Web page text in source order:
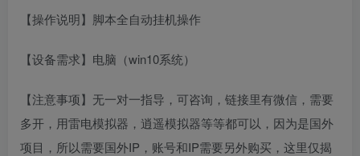
【操作说明】脚本全自动挂机操作
【设备需求】电脑（win10系统）
【注意事项】无一对一指导，可咨询，链接里有微信，需要
多开，用雷电模拟器，逍遥模拟器等等都可以，因为是国外
项目，所以需要国外IP，账号和IP需要另外购买，这里仅揭